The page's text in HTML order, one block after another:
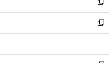
で
開
く
ド
ウ
で
開
ィ
ン
ド
ウ
開
い
ウ
ィ
ン
ウ
新
し
い
ウ
ン
新
し
ウ